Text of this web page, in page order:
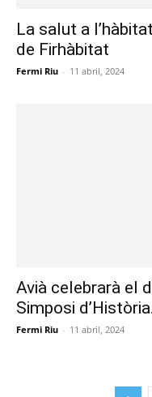
La salut a
de Firhàbitat
Fermi Riu - 11 abril, 2024
Avià celebrarà el
Simposi
Fermi Riu - 11 abril, 2024